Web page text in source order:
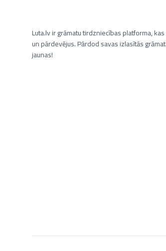
Luta.lv ir grāmatu tirdzniecības platforma,
un pārdevējus. Pārdod savas izlasītās
jaunas!